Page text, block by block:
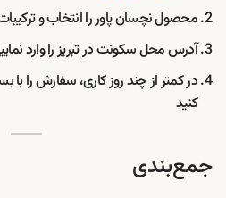
محصول نچسان پاور را انتخاب و
آدرس محل سکونت در تبریز را وارد
در کمتر از چند روز کاری، سفارش را
کنید
جمع‌بندی